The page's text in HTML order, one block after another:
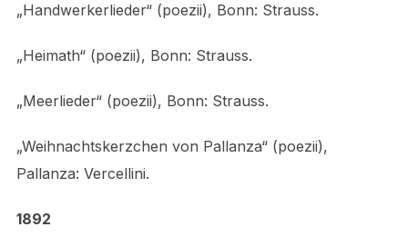
„Handwerkerlieder“ (poezii), Bonn: Strauss.
„Heimath“ (poezii), Bonn: Strauss.
„Meerlieder“ (poezii), Bonn: Strauss.
„Weihnachtskerzchen von Pallanza“ (poezii),
Pallanza: Vercellini.
1892